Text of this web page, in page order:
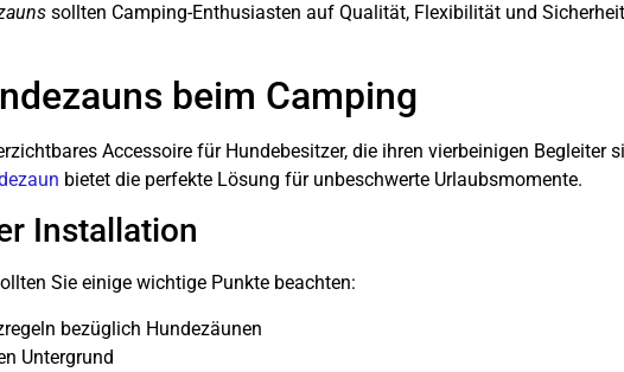
sollten Camping-Enthusiasten auf Qualität, Flexibilität und
beim Camping
Accessoire für Hundebesitzer, die ihren vierbeinigen Begleiter
bietet die perfekte Lösung für unbeschwerte Urlaubsmomente.
Installation
Sie einige wichtige Punkte beachten:
bezüglich Hundezäunen
Untergrund